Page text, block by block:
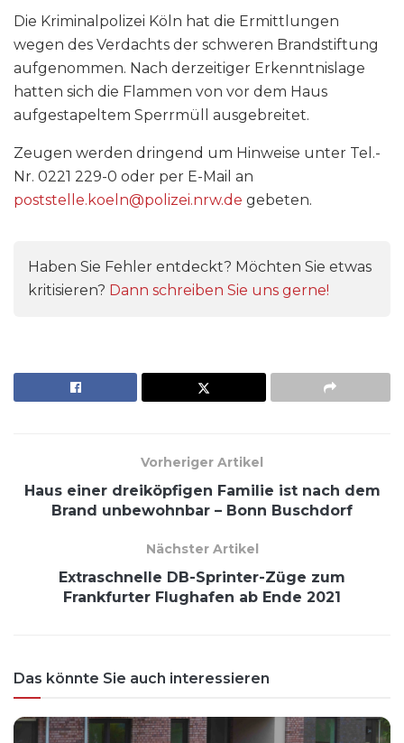
Die Kriminalpolizei Köln hat die Ermittlungen
wegen des Verdachts der schweren Brandstiftung
aufgenommen. Nach derzeitiger Erkenntnislage
hatten sich die Flammen von vor dem Haus
aufgestapeltem Sperrmüll ausgebreitet.
Zeugen werden dringend um Hinweise unter Tel.-
Nr. 0221 229-0 oder per E-Mail an
poststelle.koeln@polizei.nrw.de gebeten.
Haben Sie Fehler entdeckt? Möchten Sie etwas
kritisieren? Dann schreiben Sie uns gerne!
Vorheriger Artikel
Haus einer dreiköpfigen Familie ist nach dem
Brand unbewohnbar – Bonn Buschdorf
Nächster Artikel
Extraschnelle DB-Sprinter-Züge zum
Frankfurter Flughafen ab Ende 2021
Das könnte Sie auch interessieren